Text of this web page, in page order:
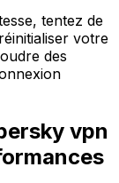
, tentez de
votre
des
vpn